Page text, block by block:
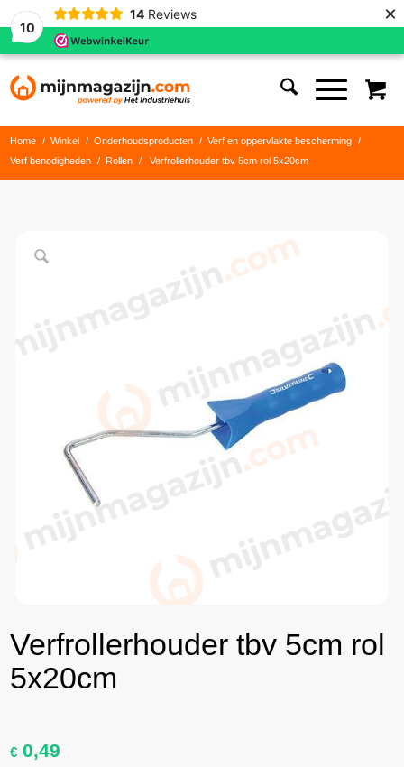
10
14 Reviews ×
Home / Winkel / Onderhoudsproducten / Verf en oppervlakte bescherming
/
Verf benodigheden
/ Rollen / Verfrollerhouder tbv 5cm rol 5x20cm
Verfrollerhouder tbv 5cm rol
5x20cm
€ 0,49